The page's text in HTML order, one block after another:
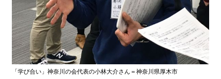
「学び合い」神奈川の会代表の小林大介さん＝神奈川県厚木市